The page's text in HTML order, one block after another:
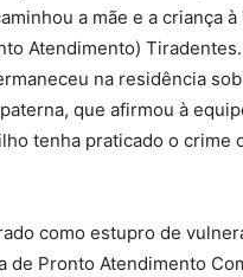
a mãe e a criança à
Atendimento)
na residência
que afirmou à
tenha praticado o crime
como estupro de
de Pronto Atendimento